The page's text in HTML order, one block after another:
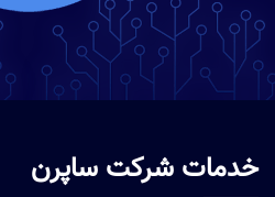
خدمات شرکت ساپرن